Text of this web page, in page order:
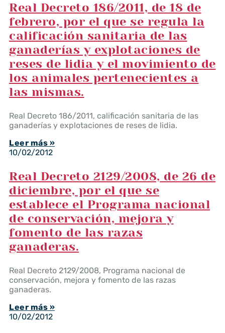
Real Decreto 186/2011, de 18 de
febrero, por el que se regula la
calificación sanitaria de las
ganaderías y explotaciones de
reses de lidia y el movimiento de
los animales pertenecientes a
las mismas.
Real Decreto 186/2011, calificación sanitaria de las
ganaderías y explotaciones de reses de lidia.
Leer más »
10/02/2012
Real Decreto 2129/2008, de 26 de
diciembre, por el que se
establece el Programa nacional
de conservación, mejora y
fomento de las razas
ganaderas.
Real Decreto 2129/2008, Programa nacional de
conservación, mejora y fomento de las razas
ganaderas.
Leer más »
10/02/2012